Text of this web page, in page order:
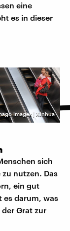
eine
es in dieser
images | Xinhua
sich
nutzen. Das
ein gut
es darum, was
Grat zur